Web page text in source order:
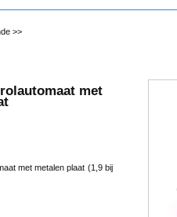
>>
met
met metalen plaat (1,9 bij